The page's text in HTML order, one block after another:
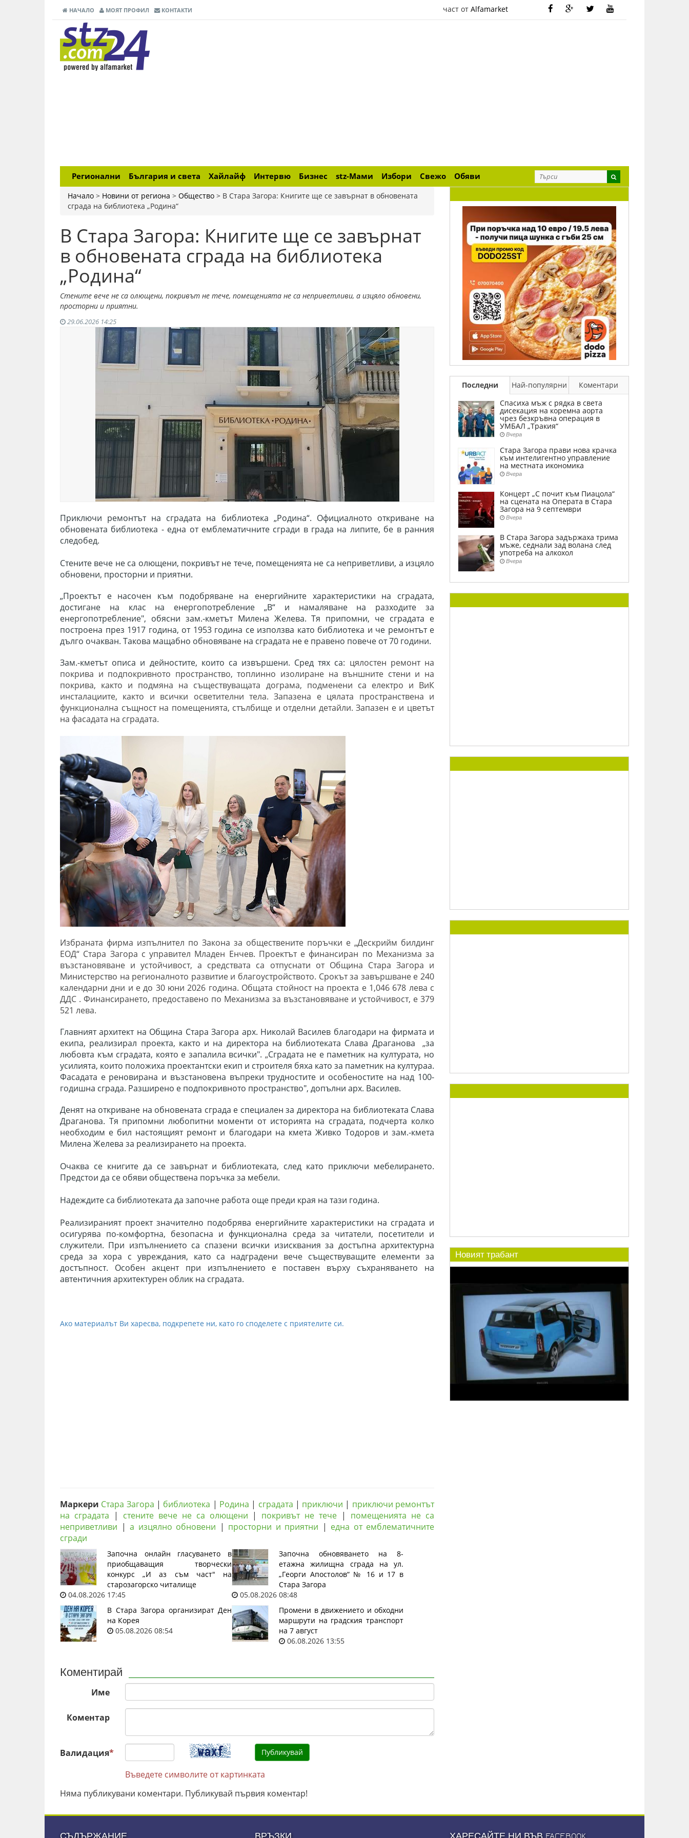
НАЧАЛО МОЯТ ПРОФИЛ КОНТАКТИ част от Alfamarket
Регионални България и света Хайлайф Интервю Бизнес stz-Мами Избори Свежо Обяви
Начало > Новини от региона > Общество > В Стара Загора: Книгите ще се завърнат в обновената
сграда на библиотека „Родина“
В Стара Загора: Книгите ще се завърнат
в обновената сграда на библиотека
„Родина“
Стените вече не са олющени, покривът не тече, помещенията не са неприветливи, а изцяло обновени,
просторни и приятни.
29.06.2026 14:25
Приключи ремонтът на сградата на библиотека „Родина“. Официалното откриване на
обновената библиотека - една от емблематичните сгради в града на липите, бе в ранния
следобед.
Стените вече не са олющени, покривът не тече, помещенията не са неприветливи, а изцяло
обновени, просторни и приятни.
„Проектът е насочен към подобряване на енергийните характеристики на сградата,
достигане на клас на енергопотребление „В“ и намаляване на разходите за
енергопотребление", обясни зам.-кметът Милена Желева. Тя припомни, че сградата е
построена през 1917 година, от 1953 година се използва като библиотека и че ремонтът е
дълго очакван. Такова мащабно обновяване на сградата не е правено повече от 70 години.
Зам.-кметът описа и дейностите, които са извършени. Сред тях са: цялостен ремонт на
покрива и подпокривното пространство, топлинно изолиране на външните стени и на
покрива, както и подмяна на съществуващата дограма, подменени са електро и ВиК
инсталациите, както и всички осветителни тела.Запазена е цялата пространствена и
функционална същност на помещенията, стълбище и отделни детайли. Запазен е и цветът
на фасадата на сградата.
Избраната фирма изпълнител по Закона за обществените поръчки е „Дескрийм билдинг
ЕОД“ Стара Загора с управител Младен Енчев. Проектът е финансиран по Механизма за
възстановяване и устойчивост, а средствата са отпуснати от Община Стара Загора и
Министерство на регионалното развитие и благоустройството. Срокът за завършване е 240
календарни дни и е до 30 юни 2026 година. Общата стойност на проекта е 1,046 678 лева с
ДДС . Финансирането, предоставено по Механизма за възстановяване и устойчивост, е 379
521 лева.
Главният архитект на Община Стара Загора арх. Николай Василев благодари на фирмата и
екипа, реализирал проекта, както и на директора на библиотеката Слава Драганова „за
любовта към сградата, която е запалила всички". „Сградата не е паметник на културата, но
усилията, които положиха проектантски екип и строителя бяха като за паметник на култураа.
Фасадата е реновирана и възстановена въпреки трудностите и особеностите на над 100-
годишна сграда. Разширено е подпокривното пространство", допълни арх. Василев.
Денят на откриване на обновената сграда е специален за директора на библиотеката Слава
Драганова. Тя припомни любопитни моменти от историята на сградата, подчерта колко
необходим е бил настоящият ремонт и благодари на кмета Живко Тодоров и зам.-кмета
Милена Желева за реализирането на проекта.
Очаква се книгите да се завърнат и библиотеката, след като приключи мебелирането.
Предстои да се обяви обществена поръчка за мебели.
Надеждите са библиотеката да започне работа още преди края на тази година.
Реализираният проект значително подобрява енергийните характеристики на сградата и
осигурява по-комфортна, безопасна и функционална среда за читатели, посетители и
служители. При изпълнението са спазени всички изисквания за достъпна архитектурна
среда за хора с увреждания, като са надградени вече съществуващите елементи за
достъпност. Особен акцент при изпълнението е поставен върху съхраняването на
автентичния архитектурен облик на сградата.
Ако материалът Ви харесва, подкрепете ни, като го споделете с приятелите си.
Маркери Стара Загора | библиотека | Родина | сградата | приключи | приключи ремонтът
на сградата | стените вече не са олющени | покривът не тече | помещенията не са
неприветливи | а изцялно обновени | просторни и приятни | една от емблематичните
сгради
Започна онлайн гласуването в
приобщаващия творчески
конкурс „И аз съм част" на
старозагорско читалище
04.08.2026 17:45
Започна обновяването на 8-
етажна жилищна сграда на ул.
„Георги Апостолов“ № 16 и 17 в
Стара Загора
05.08.2026 08:48
В Стара Загора организират Ден
на Корея
05.08.2026 08:54
Промени в движението и обходни
маршрути на градския транспорт
на 7 август
06.08.2026 13:55
Коментирай
Име
Коментар
Валидация*
Въведете символите от картинката
Няма публикувани коментари. Публикувай първия коментар!
Последни Най-популярни
Коментари
Спасиха мъж с рядка в света
дисекация на коремна аорта
чрез безкръвна операция в
УМБАЛ „Тракия“
Вчера
Стара Загора прави нова крачка
към интелигентно управление
на местната икономика
Вчера
Концерт „С почит към Пиацола“
на сцената на Операта в Стара
Загора на 9 септември
Вчера
В Стара Загора задържаха трима
мъже, седнали зад волана след
употреба на алкохол
Вчера
Новият трабант